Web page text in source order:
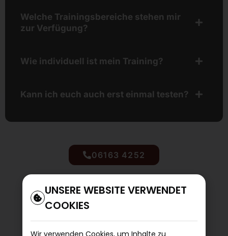
Welche Trainingsbereiche stehen mir
zur Verfügung?
Wie individuell ist mein Training?
Kann ich euch auch erst einmal testen?
06163 4252
UNSERE WEBSITE VERWENDET
COOKIES
Wir verwenden Cookies, um Inhalte zu